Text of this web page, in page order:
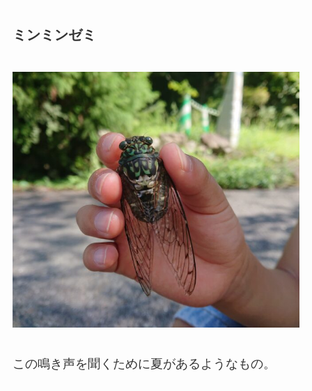
ミンミンゼミ
この鳴き声を聞くために夏があるようなもの。